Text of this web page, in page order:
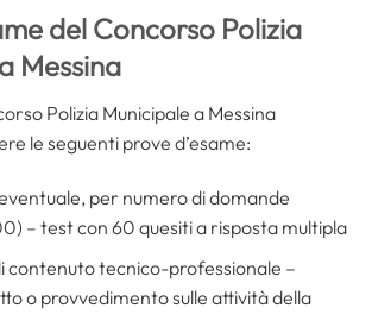
del Concorso Polizia
Messina
Polizia Municipale a Messina
le seguenti prove d’esame:
per numero di domande
– test con 60 quesiti a risposta multipla
contenuto tecnico-professionale –
o provvedimento sulle attività della